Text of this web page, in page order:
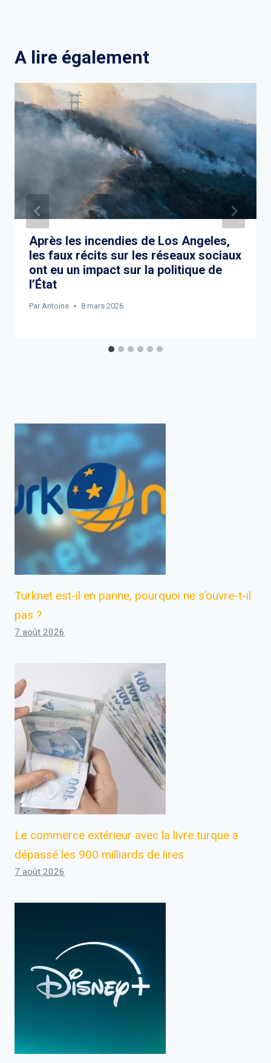
A lire également
Après les incendies de Los Angeles,
les faux récits sur les réseaux sociaux
ont eu un impact sur la politique de
l’État
Par Antoine 8 mars 2026
Turknet est-il en panne, pourquoi ne s’ouvre-t-il
pas ?
7 août 2026
Le commerce extérieur avec la livre turque a
dépassé les 900 milliards de lires
7 août 2026